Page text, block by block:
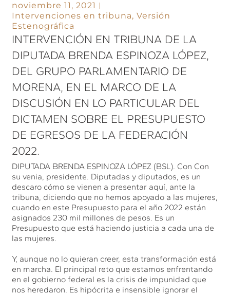
noviembre 11, 2021
Intervenciones en tribuna,Versión
Estenográfica
INTERVENCIÓN EN TRIBUNA DE LA
DIPUTADA BRENDA ESPINOZA LÓPEZ,
DEL GRUPO PARLAMENTARIO DE
MORENA, EN EL MARCO DE LA
DISCUSIÓN EN LO PARTICULAR DEL
DICTAMEN SOBRE EL PRESUPUESTO
DE EGRESOS DE LA FEDERACIÓN
2022.
DIPUTADA BRENDA ESPINOZA LÓPEZ (BSL). Con Con
su venia, presidente. Diputadas y diputados, es un
descaro cómo se vienen a presentar aquí, ante la
tribuna, diciendo que no hemos apoyado a las mujeres,
cuando en este Presupuesto para el año 2022 están
asignados 230 mil millones de pesos. Es un
Presupuesto que está haciendo justicia a cada una de
las mujeres.
Y, aunque no lo quieran creer, esta transformación está
en marcha. El principal reto que estamos enfrentando
en el gobierno federal es la crisis de impunidad que
nos heredaron. Es hipócrita e insensible ignorar el